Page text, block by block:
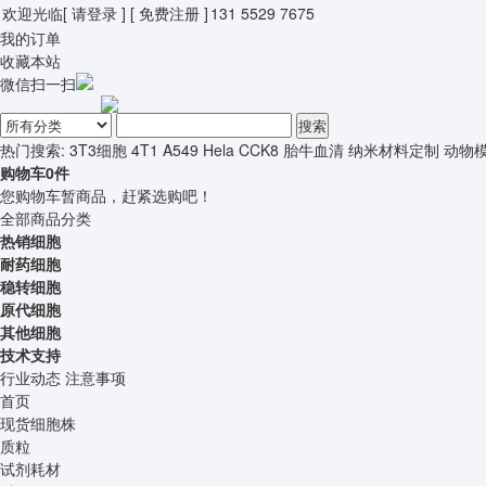
欢迎光临[ 请登录 ] [ 免费注册 ] 131 5529 7675
我的订单
收藏本站
微信扫一扫
搜索
热门搜索: 3T3细胞 4T1 A549 Hela CCK8 胎牛血清 纳米材料定制 动物
购物车0件
您购物车暂商品，赶紧选购吧！
全部商品分类
热销细胞
耐药细胞
稳转细胞
原代细胞
其他细胞
技术支持
行业动态 注意事项
首页
现货细胞株
质粒
试剂耗材